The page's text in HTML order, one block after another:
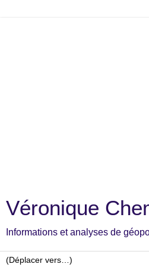
Véronique
Informations et analyses de